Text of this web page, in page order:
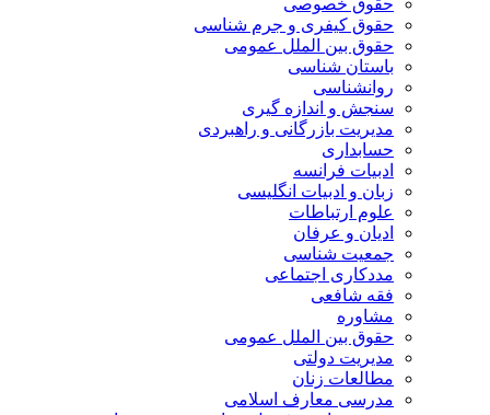
حقوق کیفری و جرم شناسی
حقوق بین الملل عمومی
باستان شناسی
روانشناسی
سنجش و اندازه گیری
مدیریت بازرگانی و راهبردی
حسابداری
ادبیات فرانسه
زبان و ادبیات انگلیسی
علوم ارتباطات
ادیان و عرفان
جمعیت شناسی
مددکاری اجتماعی
فقه شافعی
مشاوره
حقوق بین الملل عمومی
مدیریت دولتی
مطالعات زنان
مدرسی معارف اسلامی